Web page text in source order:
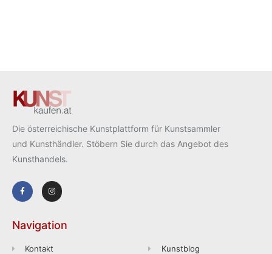
Die österreichische Kunstplattform für Kunstsammler
und Kunsthändler. Stöbern Sie durch das Angebot des
Kunsthandels.
Navigation
Kontakt Kunstblog